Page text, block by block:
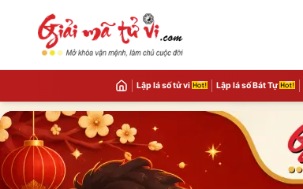
Lập lá số tử vi Lập lá số Bát Tự